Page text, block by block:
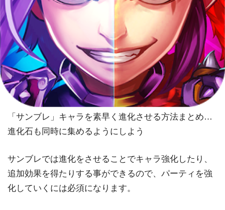
「サンブレ」キャラを素早く進化させる方法まとめ…
進化石も同時に集めるようにしよう
サンブレでは進化をさせることでキャラ強化したり、
追加効果を得たりする事ができるので、パーティを強
化していくには必須になります。